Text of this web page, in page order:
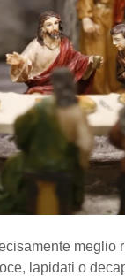
meglio
lapidati o